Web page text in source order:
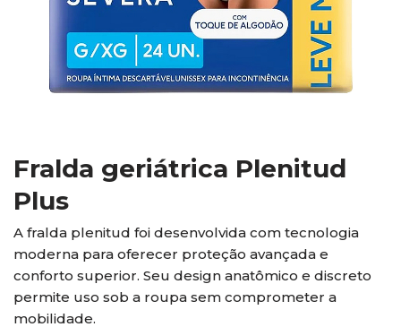
Fralda geriátrica Plenitud
Plus
A fralda plenitud foi desenvolvida com tecnologia
moderna para oferecer proteção avançada e
conforto superior. Seu design anatômico e discreto
permite uso sob a roupa sem comprometer a
mobilidade.